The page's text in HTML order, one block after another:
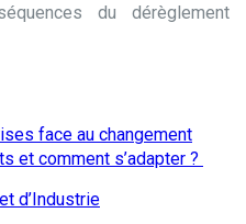
du dérèglement
face au changement
et comment s’adapter ?
d’Industrie